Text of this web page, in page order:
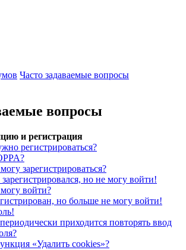
Часто задаваемые вопросы
вопросы
и регистрация
регистрироваться?
зарегистрироваться?
но не могу войти!
войти?
но больше не могу войти!
приходится повторять ввод
«Удалить cookies»?